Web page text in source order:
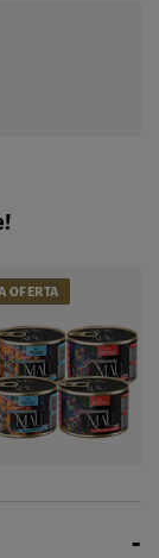
OFERTA